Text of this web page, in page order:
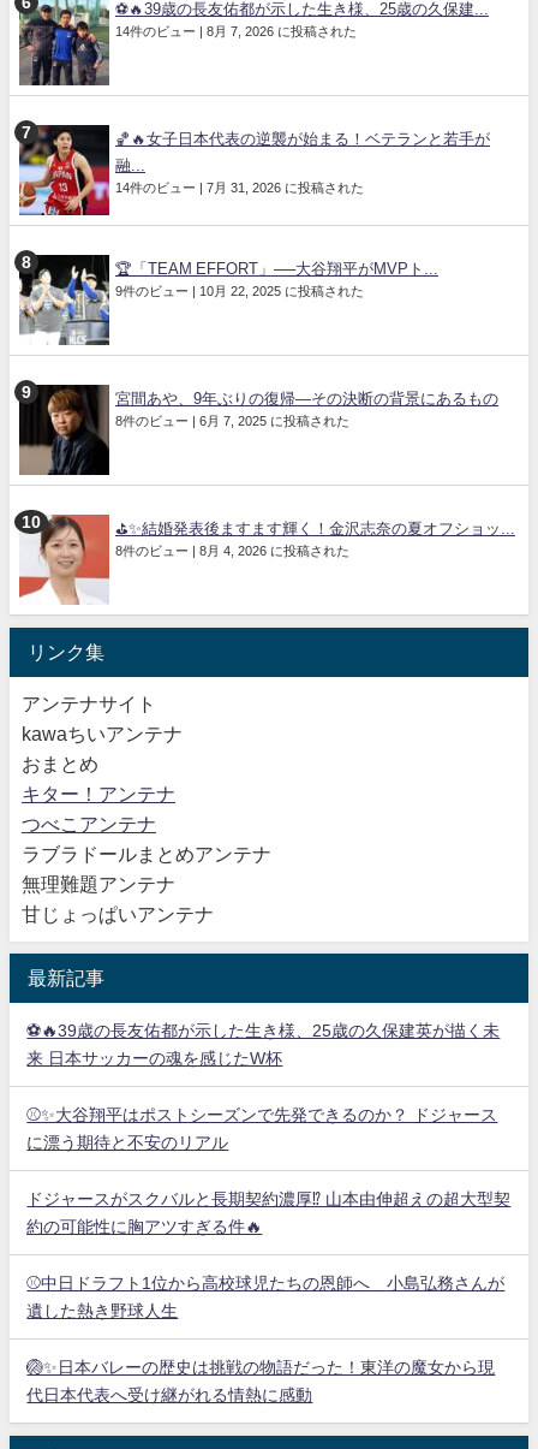
⚽🔥39歳の長友佑都が示した生き様、25歳の久保建...
14件のビュー 8月 7, 2026 に投稿された
🏀🔥女子日本代表の逆襲が始まる！ベテランと若手が
融...
14件のビュー 7月 31, 2026 に投稿された
🏆「TEAM EFFORT」──大谷翔平がMVPト...
9件のビュー 10月 22, 2025 に投稿された
宮間あや、9年ぶりの復帰—その決断の背景にあるもの
8件のビュー 6月 7, 2025 に投稿された
⛳✨結婚発表後ますます輝く！金沢志奈の夏オフショッ...
8件のビュー 8月 4, 2026 に投稿された
リンク集
アンテナサイト
kawaちいアンテナ
おまとめ
キター！アンテナ
つべこアンテナ
ラブラドールまとめアンテナ
無理難題アンテナ
甘じょっぱいアンテナ
最新記事
⚽🔥39歳の長友佑都が示した生き様、25歳の久保建英が描く未
来 日本サッカーの魂を感じたW杯
⚾✨大谷翔平はポストシーズンで先発できるのか？ ドジャース
に漂う期待と不安のリアル
ドジャースがスクバルと長期契約濃厚⁉︎ 山本由伸超えの超大型契
約の可能性に胸アツすぎる件🔥
⚾中日ドラフト1位から高校球児たちの恩師へ 小島弘務さんが
遺した熱き野球人生
🏐✨日本バレーの歴史は挑戦の物語だった！東洋の魔女から現
代日本代表へ受け継がれる情熱に感動